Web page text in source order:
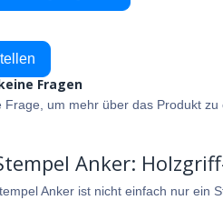
Fragen
Frage, um mehr über das Produkt zu
Anker:
Anker ist nicht einfach nur ein